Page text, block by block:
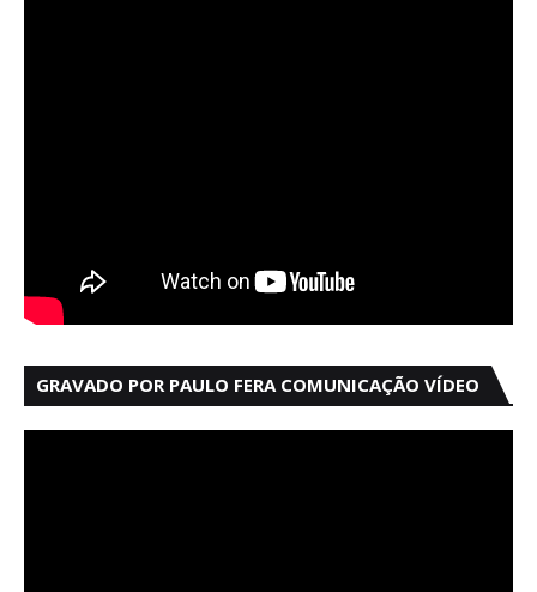
GRAVADO POR PAULO FERA COMUNICAÇÃO VÍDEO